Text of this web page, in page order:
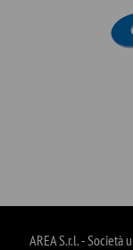
AREA S.r.l. - Società